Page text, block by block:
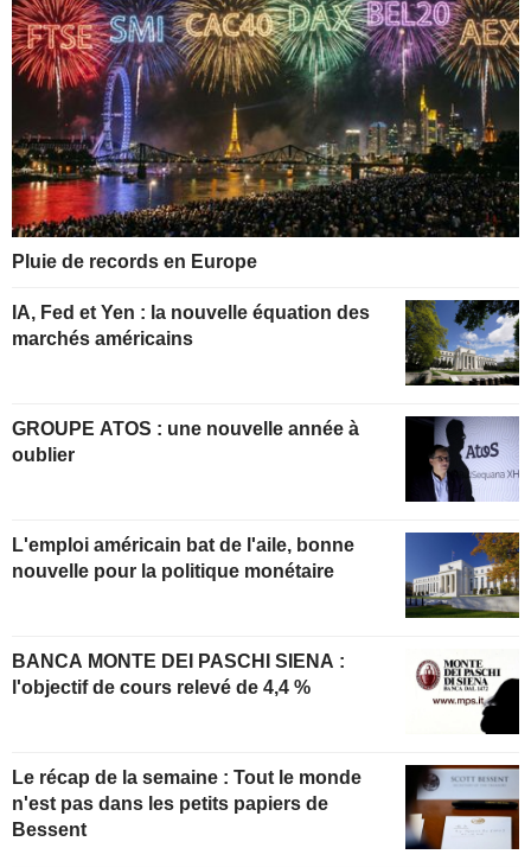
Pluie de records en Europe
IA, Fed et Yen : la nouvelle équation des
marchés américains
GROUPE ATOS : une nouvelle année à
oublier
L'emploi américain bat de l'aile, bonne
nouvelle pour la politique monétaire
BANCA MONTE DEI PASCHI SIENA :
l'objectif de cours relevé de 4,4 %
Le récap de la semaine : Tout le monde
n'est pas dans les petits papiers de
Bessent